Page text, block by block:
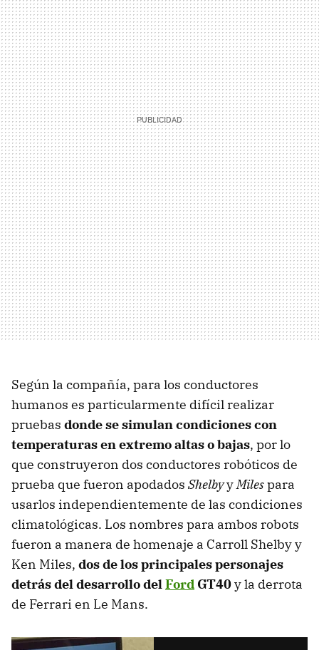
Según la compañía, para los conductores
humanos es particularmente difícil realizar
pruebas donde se simulan condiciones con
temperaturas en extremo altas o bajas, por lo
que construyeron dos conductores robóticos de
prueba que fueron apodados ShelbyyMilespara
usarlos independientemente de las condiciones
climatológicas. Los nombres para ambos robots
fueron a manera de homenaje a Carroll Shelby y
Ken Miles, dos de los principales personajes
detrás del desarrollo delFord GT40y la derrota
de Ferrari en Le Mans.